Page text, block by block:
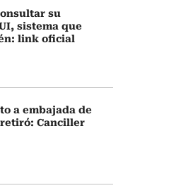
su
sistema que
link oficial
a embajada de
Canciller